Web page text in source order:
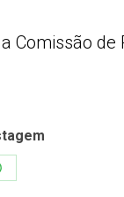
Comissão